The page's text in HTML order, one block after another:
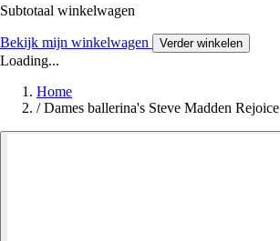
Subtotaal winkelwagen
Bekijk mijn winkelwagen Verder winkelen
Loading...
Home
/ Dames ballerina's Steve Madden Rejoice